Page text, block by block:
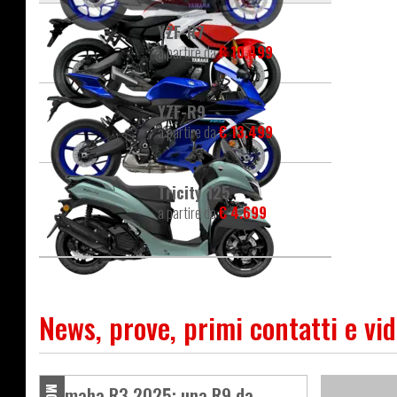
YZF-R7
a partire da€ 10.499
YZF-R9
a partire da€ 13.499
Tricity 125
a partire da€ 4.699
News, prove, primi contatti e